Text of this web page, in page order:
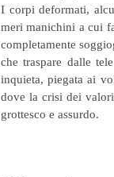
I corpi deformati,
meri manichini a cui
completamente
che traspare dalle
inquieta, piegata ai
dove la crisi dei
grottesco e assurdo.